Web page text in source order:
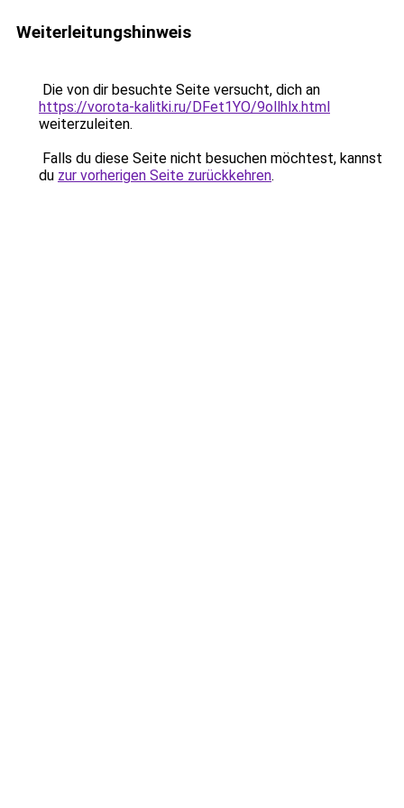
Weiterleitungshinweis
Die von dir besuchte Seite versucht, dich an
https://vorota-kalitki.ru/DFet1YO/9ollhlx.html
weiterzuleiten.
Falls du diese Seite nicht besuchen möchtest, kannst
du zur vorherigen Seite zurückkehren.